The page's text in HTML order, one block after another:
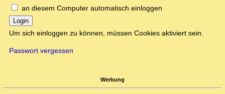
an diesem Computer automatisch einloggen
Login
Um sich einloggen zu können, müssen Cookies aktiviert sein.
Passwort vergessen
Werbung